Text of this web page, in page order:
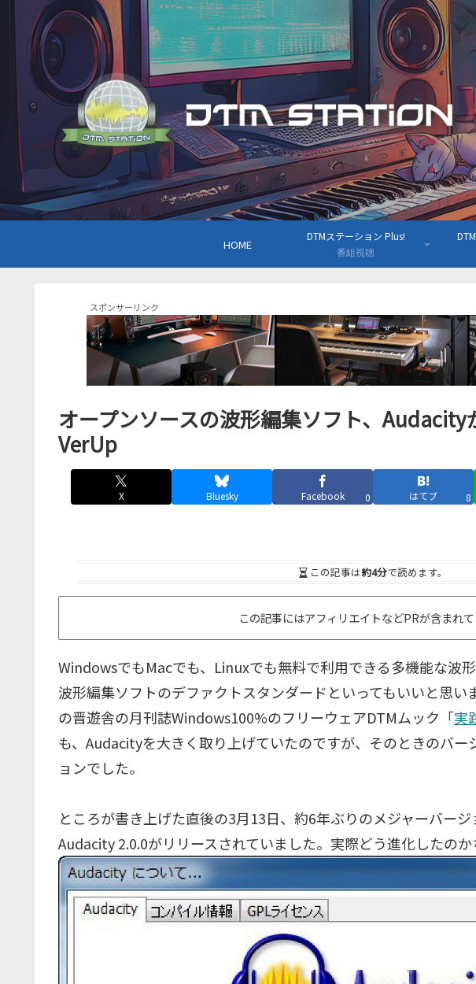
HOME
DTMステーション Plus!
番組視聴
スポンサーリンク
オープンソースの波形編集ソフト、Audacity
VerUp
X Bluesky Facebook 0 はてブ 8
この記事は約4分で読めます。
この記事にはアフィリエイトなどPRが含まれ
WindowsでもMacでも、Linuxでも無料で利用できる多機能な波形
波形編集ソフトのデファクトスタンダードといってもいいと思い
の晋遊舎の月刊誌Windows100%のフリーウェアDTMムック「実
も、Audacityを大きく取り上げていたのですが、そのときのバー
ョンでした。
ところが書き上げた直後の3月13日、約6年ぶりのメジャーバージ
Audacity 2.0.0がリリースされていました。実際どう進化したのか